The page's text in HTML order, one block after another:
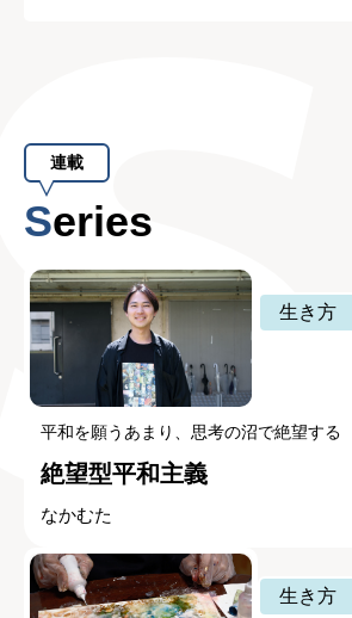
連載
Series
生き方
平和を願うあまり、思考の沼で絶望する
絶望型平和主義
なかむた
生き方